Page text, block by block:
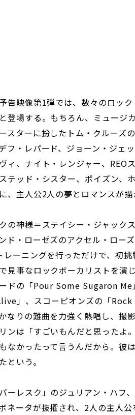
告映像第1弾では、数々のロッ
登場する。もちろん、ミュージ
スターに扮したトム・クルーズ
フ・レパード、ジョーン・ジェ
ィ、ナイト・レンジャー、REO
テッド・シスター、ポイズン、
、主人公2人の夢とロマンスが描
の神様＝ステイシー・ジャック
ド・ローゼズのアクセル・ロー
レーニングを行っただけで、初
見事なロックボーカリストを演
ドの「Pour Some Sugaron Me
」、スコーピオンズの「
なりの難曲を力強く熱唱し、撮
ンは「すごいもんだと思ったよ
なかったって言うんだから。彼
という。
ーレスク」のジュリアン・ハフ
ネータが抜擢され、2人の主人